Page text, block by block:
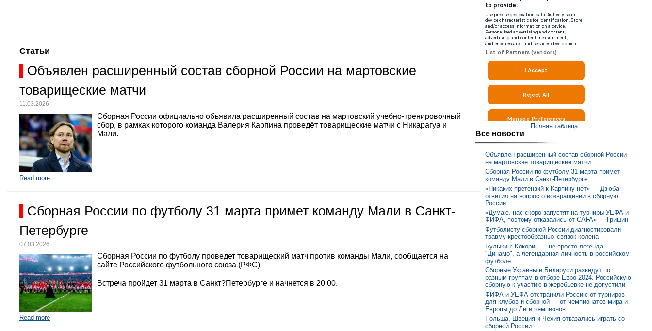
Статьи
Объявлен расширенный состав сборной России на мартовские
товарищеские матчи
11.03.2026
Сборная России официально объявила расширенный состав на мартовский учебно-тренировочный
сбор, в рамках которого команда Валерия Карпина проведёт товарищеские матчи с Никарагуа и
Мали.
Read more
Сборная России по футболу 31 марта примет команду Мали в Санкт-
Петербурге
07.03.2026
Сборная России по футболу проведет товарищеский матч против команды Мали, сообщается на
сайте Российского футбольного союза (РФС).
Встреча пройдет 31 марта в Санкт?Петербурге и начнется в 20:00.
Read more
Полная таблица
Все новости
Объявлен расширенный состав сборной России
на мартовские товарищеские матчи
Сборная России по футболу 31 марта примет
команду Мали в Санкт-Петербурге
«Никаких претензий к Карпину нет» — Дзюба
ответил на вопрос о возвращении в сборную
России
«Думаю, нас скоро запустят на турниры УЕФА и
ФИФА, поэтому отказались от CAFA» — Гришин
Футболисту сборной России диагностировали
травму крестообразных связок колена
Булыкин: Кокорин — не просто легенда
"Динамо", а легендарная личность в российском
футболе
Сборные Украины и Беларуси разведут по
разным группам в отборе Евро-2024. Российскую
сборную к участию в жеребьевке не допустили
ФИФА и УЕФА отстранили Россию от турниров
для клубов и сборной — от чемпионатов мира и
Европы до Лиги чемпионов
Польша, Швеция и Чехия отказались играть со
сборной России